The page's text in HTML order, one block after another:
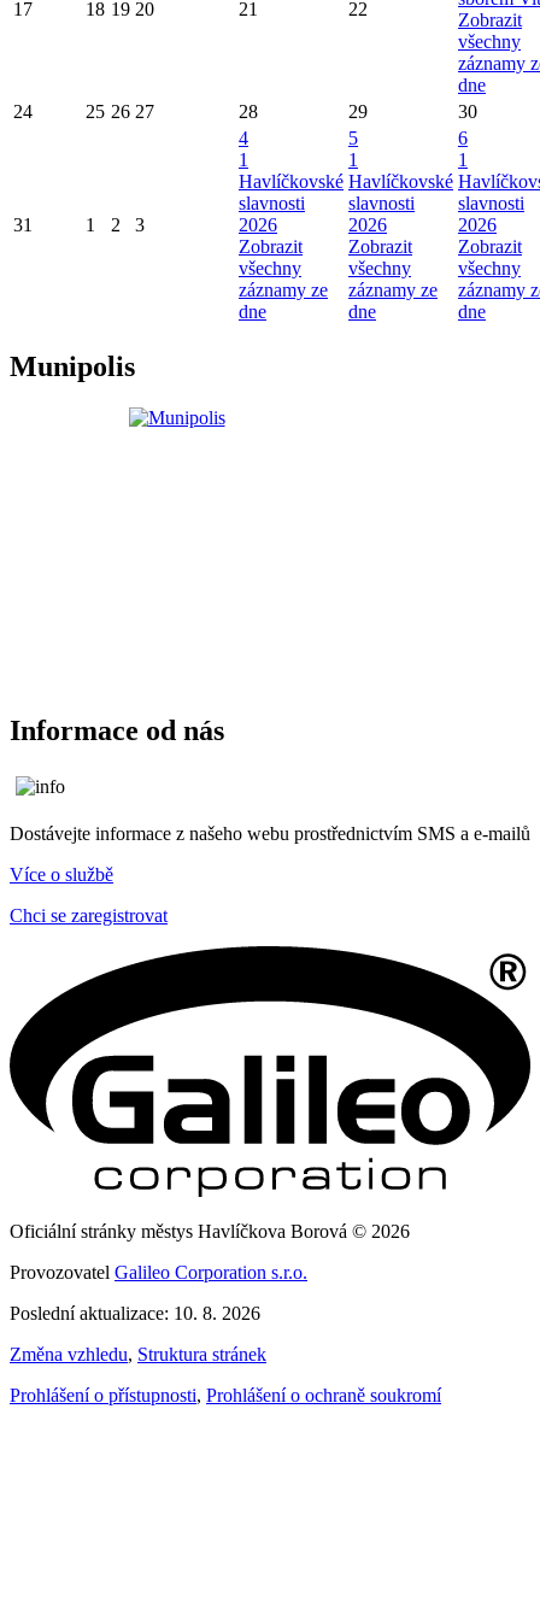
17 18 19 20 21 22
Zobrazit
všechny
záznamy
dne
24
25 26 27 28 29 30
31 1 2 3
4
1
Havlíčkovské
slavnosti
2026
Zobrazit
všechny
záznamy ze
dne
5
1
Havlíčkovské
slavnosti
2026
Zobrazit
všechny
záznamy ze
dne
6
1
slavnosti
2026
Zobrazit
všechny
záznamy
dne
Munipolis
Informace od nás
Dostávejte informace z našeho webu prostřednictvím SMS a e-mailů
Více o službě
Chci se zaregistrovat
Oficiální stránky městys Havlíčkova Borová © 2026
Provozovatel Galileo Corporation s.r.o.
Poslední aktualizace: 10. 8. 2026
Změna vzhledu, Struktura stránek
Prohlášení o přístupnosti, Prohlášení o ochraně soukromí